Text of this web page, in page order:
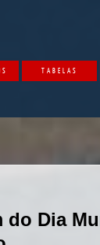
TABELAS
do Dia